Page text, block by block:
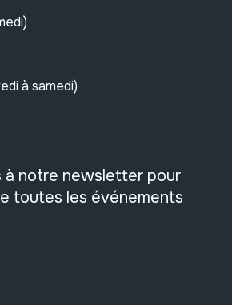
à samedi)
à notre newsletter pour
toutes les événements